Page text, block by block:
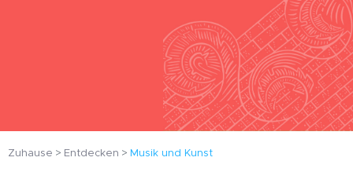
Zuhause Entdecken Musik und Kunst